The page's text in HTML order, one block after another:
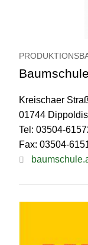
Kreischaer
01744
Tel: 03504-
Fax: 03504-